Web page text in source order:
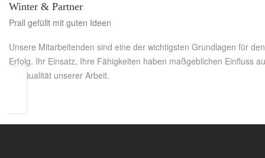
Winter & Partner
Prall gefüllt mit guten Ideen
Unsere Mitarbeitenden sind eine der wichtigsten Grundlagen für den
Erfolg. Ihr Einsatz, Ihre Fähigkeiten haben maßgeblichen Einfluss
die Qualität unserer Arbeit.